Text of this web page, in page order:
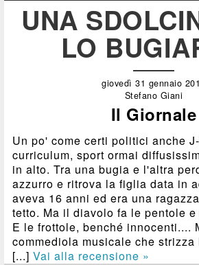
UNA
LO
giovedì 31 gennaio
Stefano Giani
Il Giornale
Un po' come certi politici anche
curriculum, sport ormai
in alto. Tra una bugia e l'altra
azzurro e ritrova la figlia data in
aveva 16 anni ed era una
tetto. Ma il diavolo fa le pentole
E le frottole, benché innocenti....
commediola musicale che
[...]Vai alla recensione »